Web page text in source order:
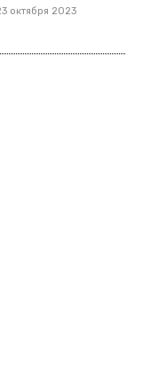
октября 2023